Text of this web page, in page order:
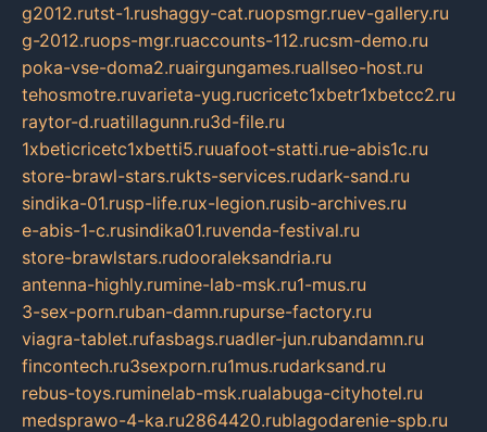
g2012.rutst-1.rushaggy-cat.ruopsmgr.ruev-gallery.ru
g-2012.ruops-mgr.ruaccounts-112.rucsm-demo.ru
poka-vse-doma2.ruairgungames.ruallseo-host.ru
tehosmotre.ruvarieta-yug.rucricetc1xbetr1xbetcc2.ru
raytor-d.ruatillagunn.ru3d-file.ru
1xbeticricetc1xbetti5.ruuafoot-statti.rue-abis1c.ru
store-brawl-stars.rukts-services.rudark-sand.ru
sindika-01.rusp-life.rux-legion.rusib-archives.ru
e-abis-1-c.rusindika01.ruvenda-festival.ru
store-brawlstars.rudooraleksandria.ru
antenna-highly.rumine-lab-msk.ru1-mus.ru
3-sex-porn.ruban-damn.rupurse-factory.ru
viagra-tablet.rufasbags.ruadler-jun.rubandamn.ru
fincontech.ru3sexporn.ru1mus.rudarksand.ru
rebus-toys.ruminelab-msk.rualabuga-cityhotel.ru
medsprawo-4-ka.ru2864420.rublagodarenie-spb.ru